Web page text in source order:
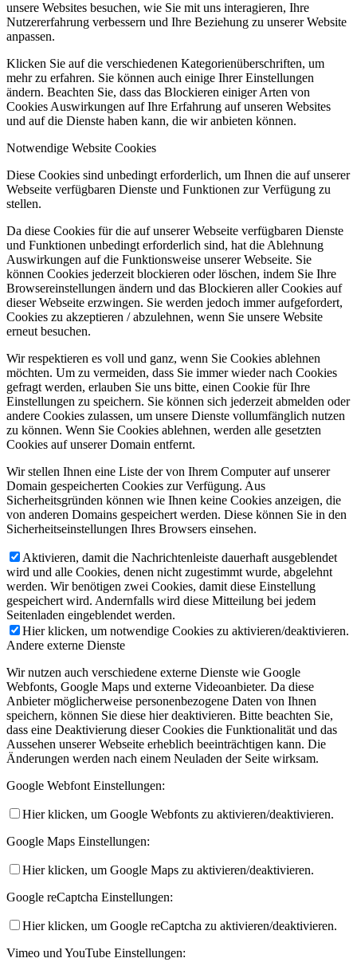
unsere Websites besuchen, wie Sie mit uns interagieren, Ihre
Nutzererfahrung verbessern und Ihre Beziehung zu unserer Website
anpassen.
Klicken Sie auf die verschiedenen Kategorienüberschriften, um
mehr zu erfahren. Sie können auch einige Ihrer Einstellungen
ändern. Beachten Sie, dass das Blockieren einiger Arten von
Cookies Auswirkungen auf Ihre Erfahrung auf unseren Websites
und auf die Dienste haben kann, die wir anbieten können.
Notwendige Website Cookies
Diese Cookies sind unbedingt erforderlich, um Ihnen die auf unserer
Webseite verfügbaren Dienste und Funktionen zur Verfügung zu
stellen.
Da diese Cookies für die auf unserer Webseite verfügbaren Dienste
und Funktionen unbedingt erforderlich sind, hat die Ablehnung
Auswirkungen auf die Funktionsweise unserer Webseite. Sie
können Cookies jederzeit blockieren oder löschen, indem Sie Ihre
Browsereinstellungen ändern und das Blockieren aller Cookies auf
dieser Webseite erzwingen. Sie werden jedoch immer aufgefordert,
Cookies zu akzeptieren / abzulehnen, wenn Sie unsere Website
erneut besuchen.
Wir respektieren es voll und ganz, wenn Sie Cookies ablehnen
möchten. Um zu vermeiden, dass Sie immer wieder nach Cookies
gefragt werden, erlauben Sie uns bitte, einen Cookie für Ihre
Einstellungen zu speichern. Sie können sich jederzeit abmelden oder
andere Cookies zulassen, um unsere Dienste vollumfänglich nutzen
zu können. Wenn Sie Cookies ablehnen, werden alle gesetzten
Cookies auf unserer Domain entfernt.
Wir stellen Ihnen eine Liste der von Ihrem Computer auf unserer
Domain gespeicherten Cookies zur Verfügung. Aus
Sicherheitsgründen können wie Ihnen keine Cookies anzeigen, die
von anderen Domains gespeichert werden. Diese können Sie in den
Sicherheitseinstellungen Ihres Browsers einsehen.
Aktivieren, damit die Nachrichtenleiste dauerhaft ausgeblendet
wird und alle Cookies, denen nicht zugestimmt wurde, abgelehnt
werden. Wir benötigen zwei Cookies, damit diese Einstellung
gespeichert wird. Andernfalls wird diese Mitteilung bei jedem
Seitenladen eingeblendet werden.
Hier klicken, um notwendige Cookies zu aktivieren/deaktivieren.
Andere externe Dienste
Wir nutzen auch verschiedene externe Dienste wie Google
Webfonts, Google Maps und externe Videoanbieter. Da diese
Anbieter möglicherweise personenbezogene Daten von Ihnen
speichern, können Sie diese hier deaktivieren. Bitte beachten Sie,
dass eine Deaktivierung dieser Cookies die Funktionalität und das
Aussehen unserer Webseite erheblich beeinträchtigen kann. Die
Änderungen werden nach einem Neuladen der Seite wirksam.
Google Webfont Einstellungen:
Hier klicken, um Google Webfonts zu aktivieren/deaktivieren.
Google Maps Einstellungen:
Hier klicken, um Google Maps zu aktivieren/deaktivieren.
Google reCaptcha Einstellungen:
Hier klicken, um Google reCaptcha zu aktivieren/deaktivieren.
Vimeo und YouTube Einstellungen: